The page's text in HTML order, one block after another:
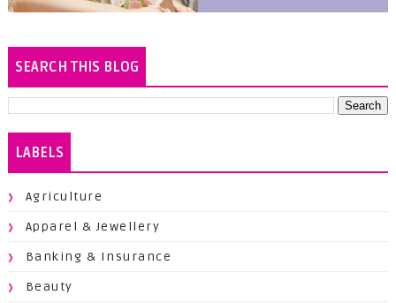
SEARCH THIS BLOG
LABELS
Agriculture
Apparel & Jewellery
Banking & Insurance
Beauty